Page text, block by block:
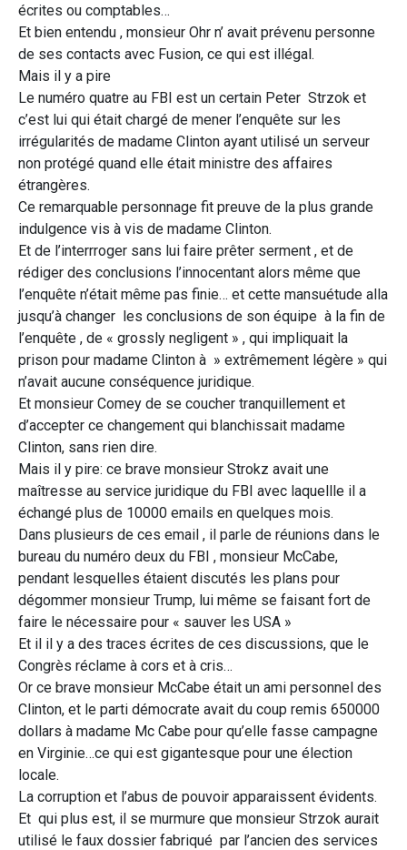
écrites ou comptables…
Et bien entendu , monsieur Ohr n’ avait prévenu personne
de ses contacts avec Fusion, ce qui est illégal.
Mais il y a pire
Le numéro quatre au FBI est un certain Peter Strzok et
c’est lui qui était chargé de mener l’enquête sur les
irrégularités de madame Clinton ayant utilisé un serveur
non protégé quand elle était ministre des affaires
étrangères.
Ce remarquable personnage fit preuve de la plus grande
indulgence vis à vis de madame Clinton.
Et de l’interrroger sans lui faire prêter serment , et de
rédiger des conclusions l’innocentant alors même que
l’enquête n’était même pas finie… et cette mansuétude alla
jusqu’à changer les conclusions de son équipe à la fin de
l’enquête , de « grossly negligent » , qui impliquait la
prison pour madame Clinton à » extrêmement légère » qui
n’avait aucune conséquence juridique.
Et monsieur Comey de se coucher tranquillement et
d’accepter ce changement qui blanchissait madame
Clinton, sans rien dire.
Mais il y pire: ce brave monsieur Strokz avait une
maîtresse au service juridique du FBI avec laquellle il a
échangé plus de 10000 emails en quelques mois.
Dans plusieurs de ces email , il parle de réunions dans le
bureau du numéro deux du FBI , monsieur McCabe,
pendant lesquelles étaient discutés les plans pour
dégommer monsieur Trump, lui même se faisant fort de
faire le nécessaire pour « sauver les USA »
Et il il y a des traces écrites de ces discussions, que le
Congrès réclame à cors et à cris…
Or ce brave monsieur McCabe était un ami personnel des
Clinton, et le parti démocrate avait du coup remis 650000
dollars à madame Mc Cabe pour qu’elle fasse campagne
en Virginie…ce qui est gigantesque pour une élection
locale.
La corruption et l’abus de pouvoir apparaissent évidents.
Et qui plus est, il se murmure que monsieur Strzok aurait
utilisé le faux dossier fabriqué par l’ancien des services